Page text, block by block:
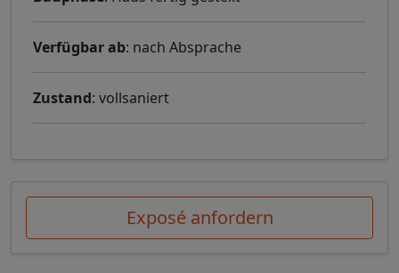
Verfügbar ab: nach Absprache
Zustand: vollsaniert
Exposé anfordern